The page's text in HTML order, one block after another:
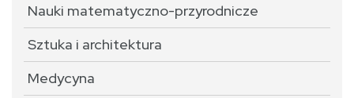
Nauki matematyczno-przyrodnicze
Sztuka i architektura
Medycyna